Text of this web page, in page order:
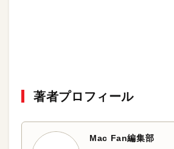
著者プロフィール
Mac Fan編集部